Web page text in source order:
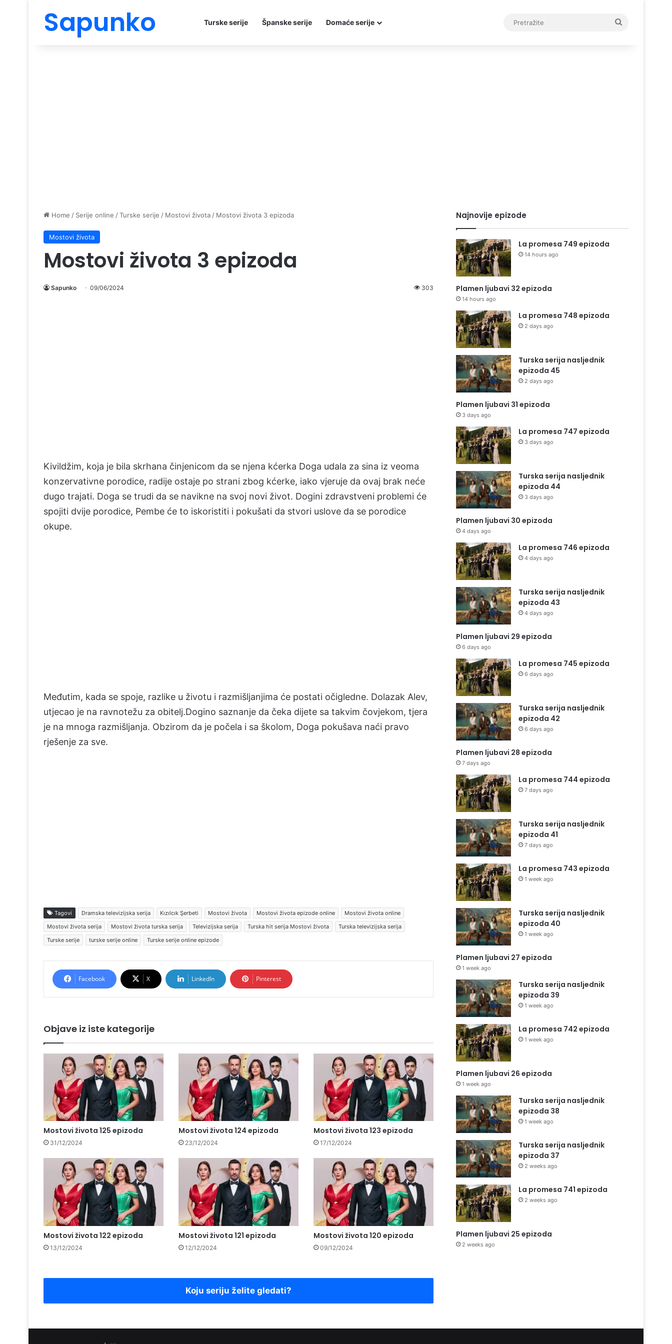
Sapunko Turske serije Španske serije Domaće serije
Home / Serije online /Turske serije / Mostovi života / Mostovi života 3 epizoda
Mostovi života
Mostovi života 3 epizoda
Sapunko 09/06/2024 303
Kivildžim, koja je bila skrhana činjenicom da se njena kćerka Doga udala za sina iz veoma
konzervativne porodice, radije ostaje po strani zbog kćerke, iako vjeruje da ovaj brak neće
dugo trajati. Doga se trudi da se navikne na svoj novi život. Dogini zdravstveni problemi će
spojiti dvije porodice, Pembe će to iskoristiti i pokušati da stvori uslove da se porodice
okupe.
Međutim, kada se spoje, razlike u životu i razmišljanjima će postati očigledne. Dolazak Alev,
utjecao je na ravnotežu za obitelj.Dogino saznanje da čeka dijete sa takvim čovjekom, tjera
je na mnoga razmišljanja. Obzirom da je počela i sa školom, Doga pokušava naći pravo
rješenje za sve.
Tagovi Dramska televizijska serija Kızılcık Şerbeti Mostovi života Mostovi života epizode online
Mostovi života online
Mostovi života serija
Mostovi života turska serija Televizijska serija Turska hit serija Mostovi života
Turska televizijska serija
Turske serije
turske serije online Turske serije online epizode
Facebook X LinkedIn Pinterest
Objave iz iste kategorije
Mostovi života 125 epizoda
31/12/2024
Mostovi života 124 epizoda
23/12/2024
Mostovi života 123 epizoda
17/12/2024
Mostovi života 122 epizoda
13/12/2024
Mostovi života 121 epizoda
12/12/2024
Mostovi života 120 epizoda
09/12/2024
Koju seriju želite gledati?
Najnovije epizode
La promesa 749 epizoda
14 hours ago
Plamen ljubavi 32 epizoda
14 hours ago
La promesa 748 epizoda
2 days ago
Turska serija nasljednik
epizoda 45
2 days ago
Plamen ljubavi 31 epizoda
3 days ago
La promesa 747 epizoda
3 days ago
Turska serija nasljednik
epizoda 44
3 days ago
Plamen ljubavi 30 epizoda
4 days ago
La promesa 746 epizoda
4 days ago
Turska serija nasljednik
epizoda 43
4 days ago
Plamen ljubavi 29 epizoda
6 days ago
La promesa 745 epizoda
6 days ago
Turska serija nasljednik
epizoda 42
6 days ago
Plamen ljubavi 28 epizoda
7 days ago
La promesa 744 epizoda
7 days ago
Turska serija nasljednik
epizoda 41
7 days ago
La promesa 743 epizoda
1 week ago
Turska serija nasljednik
epizoda 40
1 week ago
Plamen ljubavi 27 epizoda
1 week ago
Turska serija nasljednik
epizoda 39
1 week ago
La promesa 742 epizoda
1 week ago
Plamen ljubavi 26 epizoda
1 week ago
Turska serija nasljednik
epizoda 38
1 week ago
Turska serija nasljednik
epizoda 37
2 weeks ago
La promesa 741 epizoda
2 weeks ago
Plamen ljubavi 25 epizoda
2 weeks ago